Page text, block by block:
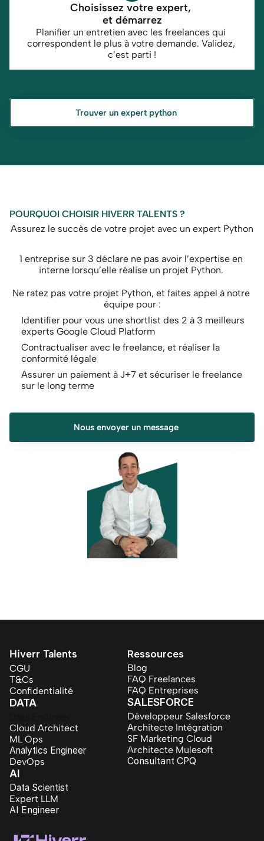
Choisissez votre expert,
et démarrez
Planifier un entretien avec les freelances qui
correspondent le plus à votre demande. Validez,
c’est parti !
Trouver un expert python
POURQUOI CHOISIR HIVERR TALENTS ?
Assurez le succès de votre projet avec un expert Python
1 entreprise sur 3 déclare ne pas avoir l’expertise en
interne lorsqu’elle réalise un projet Python.
Ne ratez pas votre projet Python, et faites appel à notre
équipe pour :
Identifier pour vous une shortlist des 2 à 3 meilleurs
experts Google Cloud Platform
Contractualiser avec le freelance, et réaliser la
conformité légale
Assurer un paiement à J+7 et sécuriser le freelance
sur le long terme
Nous envoyer un message
Hiverr Talents
CGU
T&Cs
Confidentialité
Ressources
Blog
FAQ Freelances
FAQ Entreprises
DATA
Cloud Architect
ML Ops
Analytics Engineer
DevOps
SALESFORCE
Développeur Salesforce
Architecte Intégration
SF Marketing Cloud
Architecte Mulesoft
Consultant CPQ
AI
Data Scientist
Expert LLM
AI Engineer